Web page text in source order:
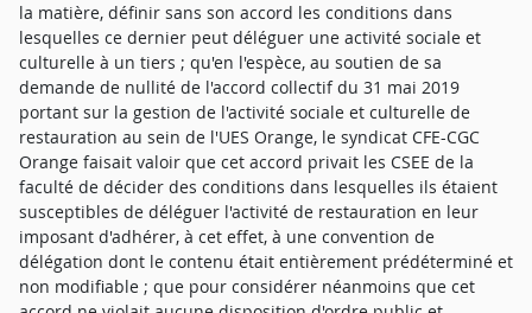
la matière, définir sans son accord les conditions dans
lesquelles ce dernier peut déléguer une activité sociale et
culturelle à un tiers ; qu'en l'espèce, au soutien de sa
demande de nullité de l'accord collectif du 31 mai 2019
portant sur la gestion de l'activité sociale et culturelle de
restauration au sein de l'UES Orange, le syndicat CFE-CGC
Orange faisait valoir que cet accord privait les CSEE de la
faculté de décider des conditions dans lesquelles ils étaient
susceptibles de déléguer l'activité de restauration en leur
imposant d'adhérer, à cet effet, à une convention de
délégation dont le contenu était entièrement prédéterminé et
non modifiable ; que pour considérer néanmoins que cet